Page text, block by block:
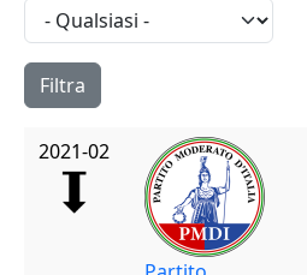
2021-02